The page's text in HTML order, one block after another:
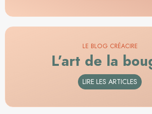
LE BLOG CRÉACIRE
L’art de la
LIRE LES ARTICLES